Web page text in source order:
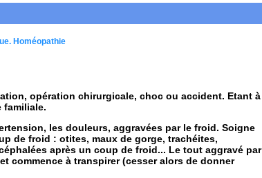
Homéopathie
opération chirurgicale, choc ou accident. Etant à
familiale.
les douleurs, aggravées par le froid. Soigne
de froid : otites, maux de gorge, trachéites,
après un coup de froid... Le tout aggravé par
commence à transpirer (cesser alors de donner